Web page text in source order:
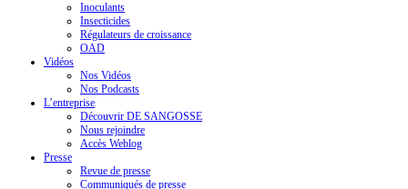
Inoculants
Insecticides
Régulateurs de croissance
OAD
Vidéos
Nos Vidéos
Nos Podcasts
L’entreprise
Découvrir DE SANGOSSE
Nous rejoindre
Accès Weblog
Presse
Revue de presse
Communiqués de presse